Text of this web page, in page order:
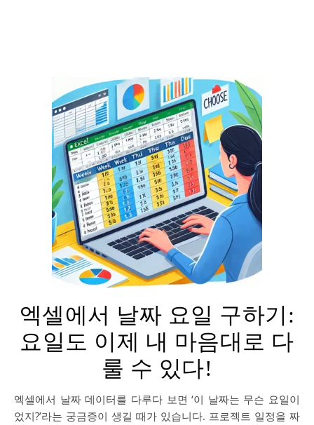
엑셀에서 날짜 요일 구하기:
요일도 이제 내 마음대로 다
룰 수 있다!
엑셀에서 날짜 데이터를 다루다 보면 ‘이 날짜는 무슨 요일이
었지?’라는 궁금증이 생길 때가 있습니다. 프로젝트 일정을 짜